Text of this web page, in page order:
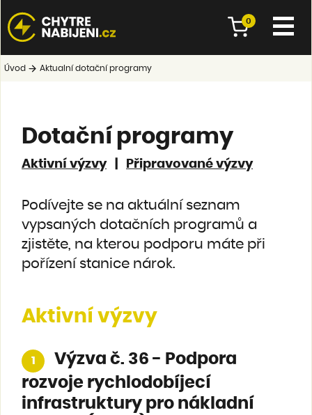
0
Úvod Aktualní dotační programy
Dotační programy
Aktivní výzvy| Připravované výzvy
Podívejte se na aktuální seznam
vypsaných dotačních programů a
zjistěte, na kterou podporu máte při
pořízení stanice nárok.
Aktivní výzvy
1
Výzva č. 36 - Podpora
rozvoje rychlodobíjecí
infrastruktury pro nákladní